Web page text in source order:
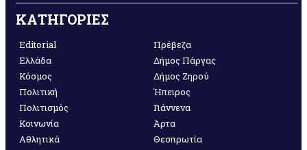
ΚΑΤΗΓΟΡΙΕΣ
Editorial
Ελλάδα
Κόσμος
Πολιτική
Πολιτισμός
Κοινωνία
Αθλητικά
Πρέβεζα
Δήμος Πάργας
Δήμος Ζηρού
Ήπειρος
Γιάννενα
Άρτα
Θεσπρωτία